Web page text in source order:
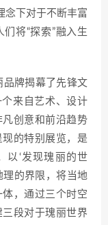
念下对于不断丰富
将“探索”融入生
品牌揭幕了先锋文
来自艺术、设计
创意和前沿趋势
的特别展览，是
以‘发现瑰丽的世
理的界限，将当地
，通过三个时空
段对于瑰丽世界